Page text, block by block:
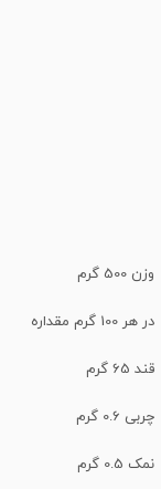
وزن 500 گرم
در هر 100 گرم مقداره
قند 65 گرم
چربی 0.6 گرم
نمک 0.5 گرم